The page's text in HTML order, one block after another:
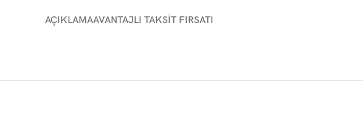
AÇIKLAMAAVANTAJLI TAKSIT FIRSATI